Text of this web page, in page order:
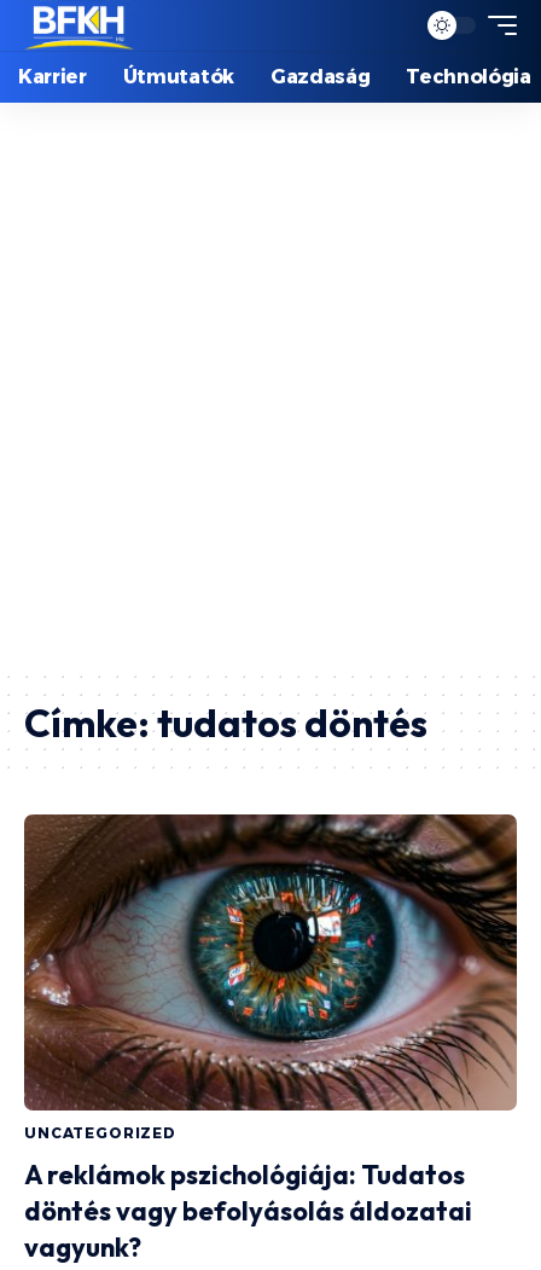
Karrier Útmutatók Gazdaság Technológia
Címke:tudatos döntés
UNCATEGORIZED
A reklámok pszichológiája: Tudatos
döntés vagy befolyásolás áldozatai
vagyunk?